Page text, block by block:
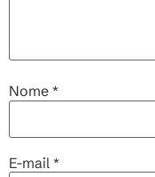
Nome *
E-mail *